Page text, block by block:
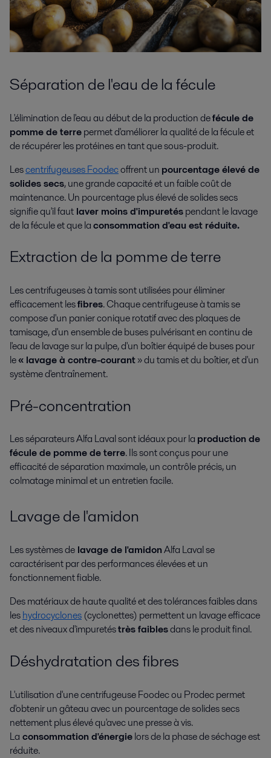
Séparation de l'eau de la fécule
L'élimination de l'eau au début de la production defécule de
pomme de terrepermet d'améliorer la qualité de la fécule et
de récupérer les protéines en tant que sous-produit.
Lescentrifugeuses Foodecoffrent un pourcentage élevé de
solides secs, une grande capacité et un faible coût de
maintenance. Un pourcentage plus élevé de solides secs
signifie qu'il faut laver moins d'impuretéspendant lelavage
de la féculeet que laconsommation d'eau est réduite.
Extraction de la pomme de terre
Les centrifugeuses à tamis sont utilisées pour éliminer
efficacement lesfibres. Chaque centrifugeuse à tamis se
compose d'un panier conique rotatif avec des plaques de
tamisage, d'un ensemble de buses pulvérisant en continu de
l'eau de lavage sur la pulpe, d'un boîtier équipé de buses pour
le« lavage à contre-courant» du tamis et du boîtier, et d'un
système d'entraînement.
Pré-concentration
Les séparateurs Alfa Laval sont idéaux pour la production de
fécule de pomme de terre. Ils sont conçus pour une
efficacité de séparation maximale, un contrôle précis, un
colmatage minimal et un entretien facile.
Lavage de l'amidon
Les systèmesde lavage de l'amidonAlfa Laval se
caractérisent par des performances élevées et un
fonctionnement fiable.
Des matériaux de haute qualité et des tolérances faibles dans
leshydrocyclones (cyclonettes) permettent un lavage efficace
et des niveaux d'impuretéstrès faiblesdans le produit final.
Déshydratation des fibres
L'utilisation d'une centrifugeuse Foodec ou Prodec permet
d'obtenir un gâteau avec un pourcentage de solides secs
nettement plus élevé qu'avec une presse à vis.
La consommation d'énergielors de la phase de séchage est
réduite.